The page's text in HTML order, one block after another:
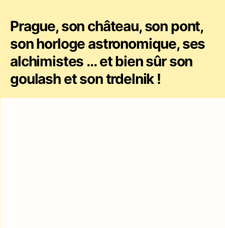
Prague, son château, son pont,
son horloge astronomique, ses
alchimistes … et bien sûr son
goulash et son trdelnik !